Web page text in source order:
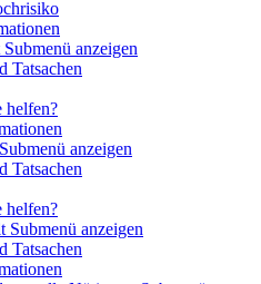
Submenü anzeigen
Tatsachen
helfen?
Submenü anzeigen
Tatsachen
helfen?
Submenü anzeigen
Tatsachen